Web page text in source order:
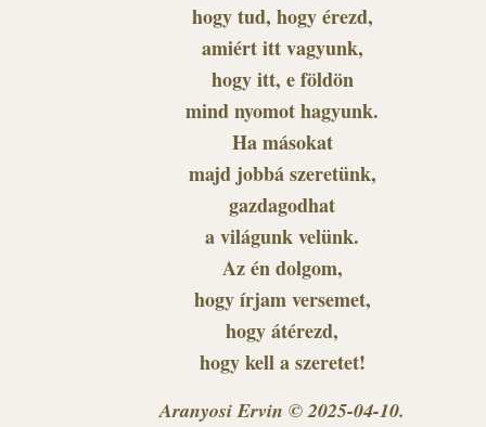
hogy tud, hogy érezd,
amiért itt vagyunk,
hogy itt, e földön
mind nyomot hagyunk.
Ha másokat
majd jobbá szeretünk,
gazdagodhat
a világunk velünk.
Az én dolgom,
hogy írjam versemet,
hogy átérezd,
hogy kell a szeretet!
Aranyosi Ervin © 2025-04-10.